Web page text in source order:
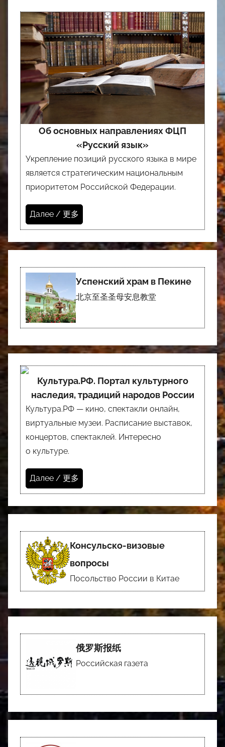
Об основных направлениях ФЦП
«Русский язык»
Укрепление позиций русского языка в мире
является стратегическим национальным
приоритетом Российской Федерации.
Далее / 更多
Успенский храм в Пекине
北京至圣圣母安息教堂
Культура.РФ. Портал культурного
наследия, традиций народов России
Культура.РФ — кино, спектакли онлайн,
виртуальные музеи. Расписание выставок,
концертов, спектаклей. Интересно
о культуре.
Далее / 更多
Консульско-визовые
вопросы
Посольство России в Китае
俄罗斯报纸
Российская газета